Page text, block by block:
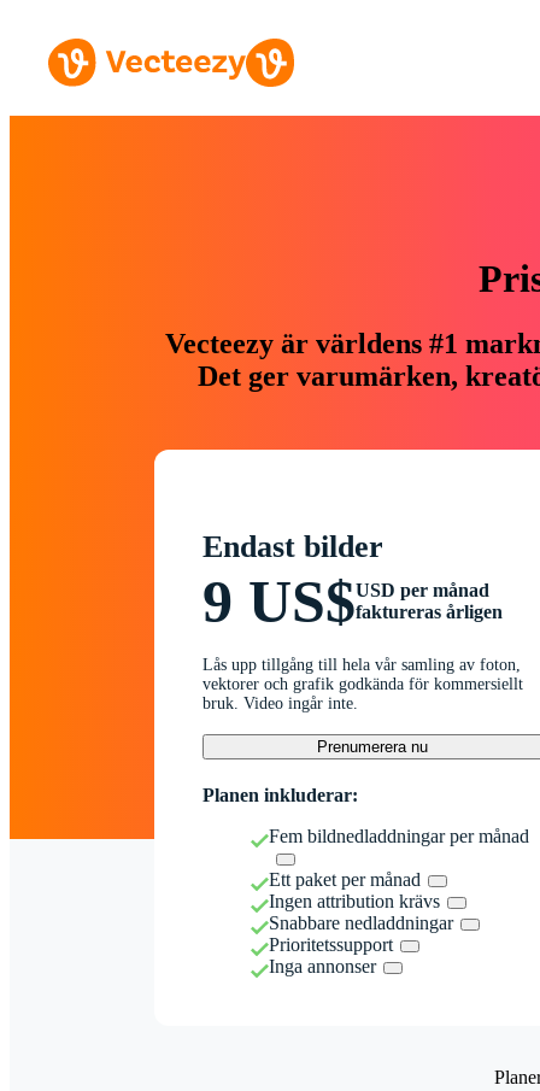
Vecteezy är världens #1
Det ger varumärken,
Endast bilder
9 US$USD per månad
faktureras årligen
Lås upp tillgång till hela vår samling av foton,
vektorer och grafik godkända för kommersiellt
bruk. Video ingår inte.
Prenumerera nu
Planen inkluderar:
Fem bildnedladdningar per månad
Ett paket per månad
Ingen attribution krävs
Snabbare nedladdningar
Prioritetssupport
Inga annonser